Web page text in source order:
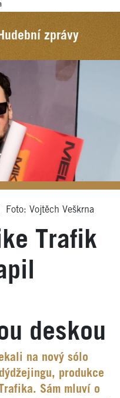
Hudební zprávy
Foto: Vojtěch Veškrna
Trafik
deskou
na nový sólo
produkce
Sám mluví o